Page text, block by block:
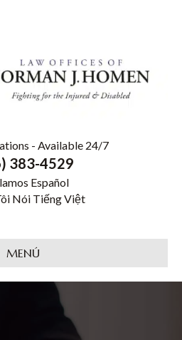
- Available 24/7
383-4529
Español
Nói Tiếng Việt
MENÚ